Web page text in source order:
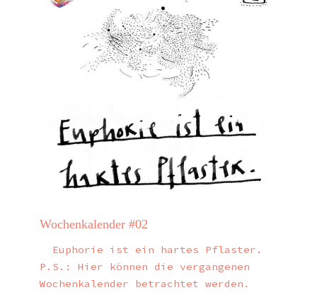
Wochenkalender #02
Euphorie ist ein hartes Pflaster.
P.S.: Hier können die vergangenen
Wochenkalender betrachtet werden.